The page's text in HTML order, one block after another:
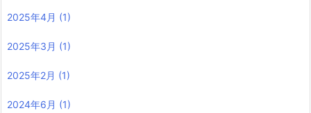
2025年4月 (1)
2025年3月 (1)
2025年2月 (1)
2024年6月 (1)